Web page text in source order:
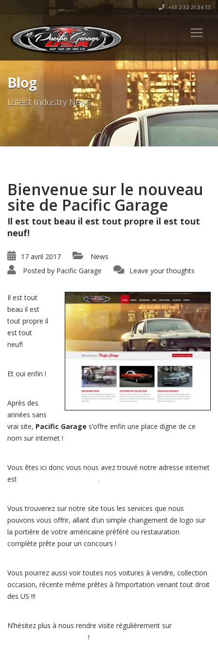
+33 2 32 21 34 13
Blog
Latest Industry News
Bienvenue sur le nouveau
site de Pacific Garage
Il est tout beau il est tout propre il est tout
neuf!
17 avril 2017
News
Posted by Pacific Garage Leave your thoughts
Il est tout
beau il est
tout propre il
est tout
neuf!
Et oui enfin !
Après des
années sans
vrai site, Pacific Garage s’offre enfin une place digne de ce
nom sur internet !
Vous êtes ici donc vous nous avez trouvé notre adresse internet
est
.
Vous trouverez sur notre site tous les services que nous
pouvons vous offrir, allant d’un simple changement de logo sur
la portière de votre américaine préféré ou restauration
complète prête pour un concours !
Vous pourrez aussi voir toutes nos voitures à vendre, collection
occasion, récente même prêtes à l’importation venant tout droit
des US !!!
N’hésitez plus à nous rendre visite régulièrement sur
!